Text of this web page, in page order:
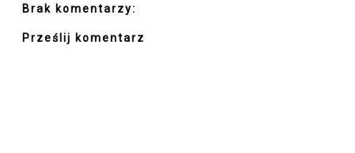
Brak komentarzy:
Prześlij komentarz